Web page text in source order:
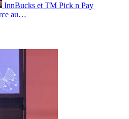
InnBucks et TM Pick n Pay
au…